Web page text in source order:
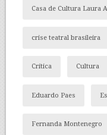
Casa de Cultura Laura
crise teatral brasileira
Crítica Cultura
Eduardo Paes
Fernanda Montenegro